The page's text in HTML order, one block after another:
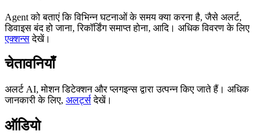
Agent को बताएं कि विभिन्न घटनाओं के समय क्या करना है, जैसे अलर्ट,
डिवाइस बंद हो जाना, रिकॉर्डिंग समाप्त होना, आदि। अधिक विवरण के लिए
एक्शन्सदेखें।
चेतावनियाँ
अलर्ट AI, मोशन डिटेक्शन और प्लगइन्स द्वारा उत्पन्न किए जाते हैं। अधिक
जानकारी के लिए, अलर्ट्सदेखें।
ऑडियो